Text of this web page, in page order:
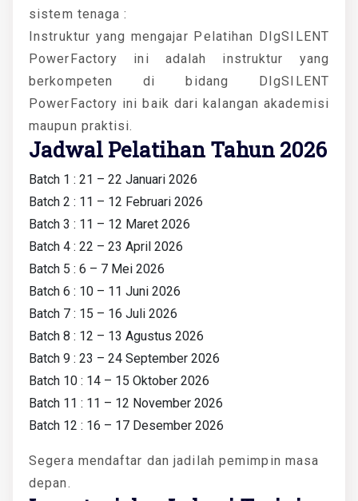
sistem tenaga :
Instruktur yang mengajar Pelatihan DIgSILENT
PowerFactory ini adalah instruktur yang
berkompeten di bidang DIgSILENT
PowerFactory ini baik dari kalangan akademisi
maupun praktisi.
Jadwal Pelatihan Tahun 2026
Batch 1 : 21 – 22 Januari 2026
Batch 2 : 11 – 12 Februari 2026
Batch 3 : 11 – 12 Maret 2026
Batch 4 : 22 – 23 April 2026
Batch 5 : 6 – 7 Mei 2026
Batch 6 : 10 – 11 Juni 2026
Batch 7 : 15 – 16 Juli 2026
Batch 8 : 12 – 13 Agustus 2026
Batch 9 : 23 – 24 September 2026
Batch 10 : 14 – 15 Oktober 2026
Batch 11 : 11 – 12 November 2026
Batch 12 : 16 – 17 Desember 2026
Segera mendaftar dan jadilah pemimpin masa
depan.